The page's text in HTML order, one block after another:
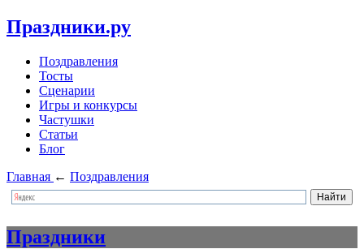
Праздники.ру
Поздравления
Тосты
Сценарии
Игры и конкурсы
Частушки
Статьи
Блог
Главная ← Поздравления
Праздники